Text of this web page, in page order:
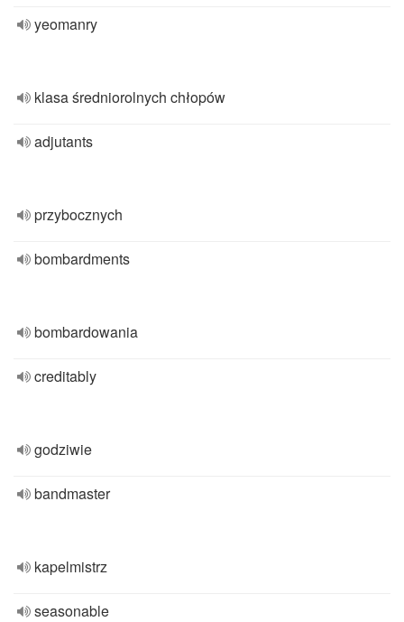
yeomanry
klasa średniorolnych chłopów
adjutants
przybocznych
bombardments
bombardowania
creditably
godziwie
bandmaster
kapelmistrz
seasonable